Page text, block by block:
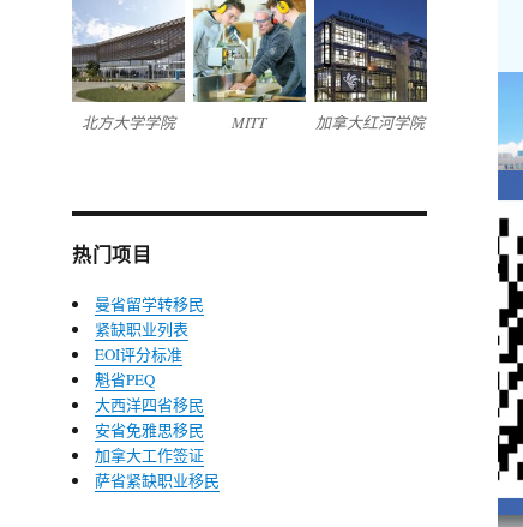
北方大学学院 MITT 加拿大红河学院
热门项目
曼省留学转移民
紧缺职业列表
EOI评分标准
魁省PEQ
大西洋四省移民
安省免雅思移民
加拿大工作签证
萨省紧缺职业移民